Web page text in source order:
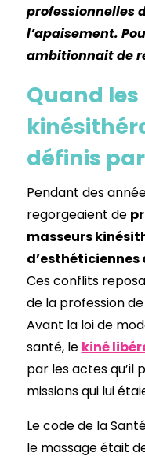
professionnelles
l’apaisement.
ambitionnait de
Quand les
définis
Pendant des
regorgeaient de
masseurs
Ces conflits
de la profession
Avant la loi de
santé, le kiné
par les actes qu’il
missions qui lui
Le code de la
le massage était